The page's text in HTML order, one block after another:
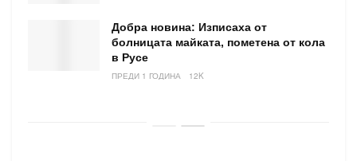
Добра новина: Изписаха от
болницата майката, пометена от кола
в Русе
ПРЕДИ 1 ГОДИНА 12K